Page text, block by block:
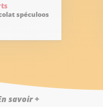
spéculoos
savoir +